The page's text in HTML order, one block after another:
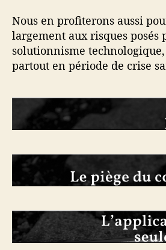
Nous en profiterons aussi
largement aux risques posés
solutionnisme
partout en période de crise